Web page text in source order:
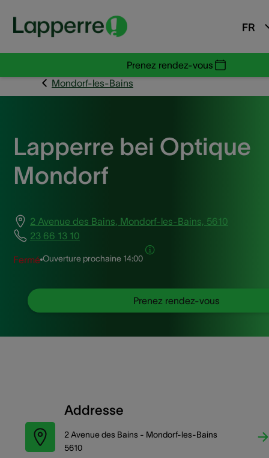
FR
Prenez rendez-vous
Mondorf-les-Bains
Lapperre bei Optique
Mondorf
2 Avenue des Bains, Mondorf-les-Bains, 5610
23 66 13 10
Fermé Ouverture prochaine 14:00
Prenez rendez-vous
Addresse
2 Avenue des Bains - Mondorf-les-Bains
5610